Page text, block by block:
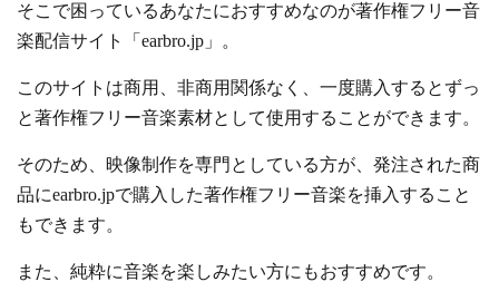
そこで困っているあなたにおすすめなのが著作権フリー音
楽配信サイト「earbro.jp」。
このサイトは商用、非商用関係なく、一度購入するとずっ
と著作権フリー音楽素材として使用することができます。
そのため、映像制作を専門としている方が、発注された商
品にearbro.jpで購入した著作権フリー音楽を挿入すること
もできます。
また、純粋に音楽を楽しみたい方にもおすすめです。